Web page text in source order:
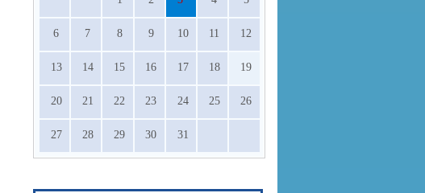
6 7 8 9 10 11 12
13 14 15 16 17 18 19
20 21 22 23 24 25 26
27 28 29 30 31